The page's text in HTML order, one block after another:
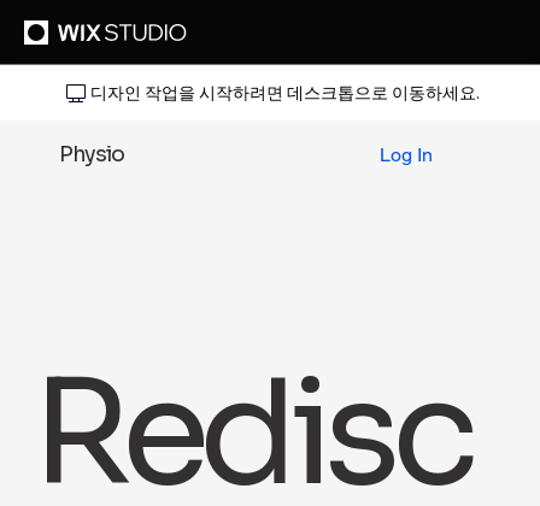
디자인 작업을 시작하려면 데스크톱으로 이동하세요.